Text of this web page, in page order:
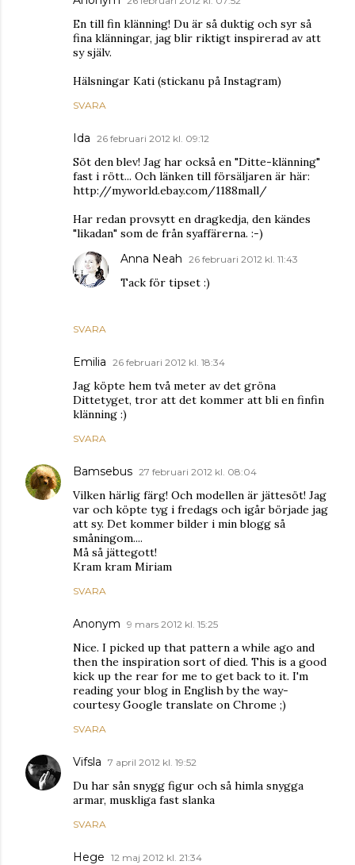
En till fin klänning! Du är så duktig och syr så
fina klänningar, jag blir riktigt inspirerad av att
sy själv.
Hälsningar Kati (stickanu på Instagram)
SVARA
Ida 26 februari 2012 kl. 09:12
Söt den blev! Jag har också en "Ditte-klänning"
fast i rött... Och länken till försäljaren är här:
http://myworld.ebay.com/1188mall/
Har redan provsytt en dragkedja, den kändes
"likadan" som de från syaffärerna. :-)
SVARA
Anna Neah 26 februari 2012 kl. 11:43
Tack för tipset :)
Emilia 26 februari 2012 kl. 18:34
Jag köpte hem två meter av det gröna
Dittetyget, tror att det kommer att bli en finfin
klänning :)
SVARA
Bamsebus 27 februari 2012 kl. 08:04
Vilken härlig färg! Och modellen är jättesöt! Jag
var och köpte tyg i fredags och igår började jag
att sy. Det kommer bilder i min blogg så
småningom....
Må så jättegott!
Kram kram Miriam
SVARA
Anonym 9 mars 2012 kl. 15:25
Nice. I picked up that pattern a while ago and
then the inspiration sort of died. This is a good
kick up the rear for me to get back to it. I'm
reading your blog in English by the way-
courtesy Google translate on Chrome ;)
SVARA
Vifsla 7 april 2012 kl. 19:52
Du har sån snygg figur och så himla snygga
armar, muskliga fast slanka
SVARA
Hege 12 maj 2012 kl. 21:34